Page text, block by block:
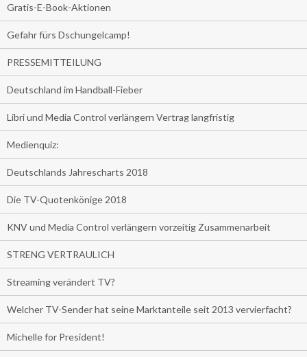
Gratis-E-Book-Aktionen
Gefahr fürs Dschungelcamp!
PRESSEMITTEILUNG
Deutschland im Handball-Fieber
Libri und Media Control verlängern Vertrag langfristig
Medienquiz:
Deutschlands Jahrescharts 2018
Die TV-Quotenkönige 2018
KNV und Media Control verlängern vorzeitig Zusammenarbeit
STRENG VERTRAULICH
Streaming verändert TV?
Welcher TV-Sender hat seine Marktanteile seit 2013 vervierfacht?
Michelle for President!